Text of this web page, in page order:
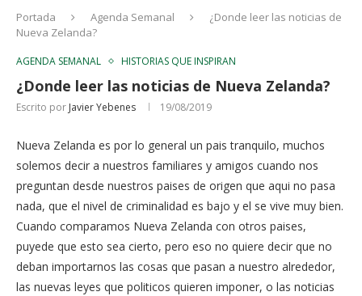
Portada Agenda Semanal
¿Donde leer las noticias de
Nueva Zelanda?
AGENDA SEMANAL HISTORIAS QUE INSPIRAN
¿Donde leer las noticias de Nueva Zelanda?
Escrito por Javier Yebenes 19/08/2019
Nueva Zelanda es por lo general un pais tranquilo, muchos
solemos decir a nuestros familiares y amigos cuando nos
preguntan desde nuestros paises de origen que aqui no pasa
nada, que el nivel de criminalidad es bajo y el se vive muy bien.
Cuando comparamos Nueva Zelanda con otros paises,
puyede que esto sea cierto, pero eso no quiere decir que no
deban importarnos las cosas que pasan a nuestro alrededor,
las nuevas leyes que politicos quieren imponer, o las noticias